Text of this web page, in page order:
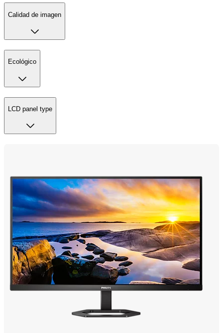
Calidad de imagen
Ecológico
LCD panel type